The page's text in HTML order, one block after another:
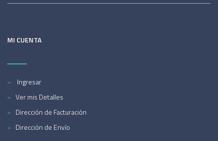
MI CUENTA
Ingresar
Ver mis Detalles
Dirección de Facturación
Dirección de Envío